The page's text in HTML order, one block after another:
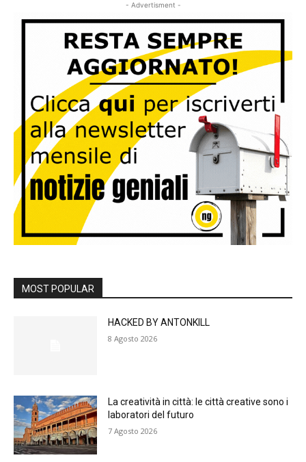
- Advertisment -
MOST POPULAR
HACKED BY ANTONKILL
8 Agosto 2026
La creatività in città: le città creative sono i
laboratori del futuro
7 Agosto 2026